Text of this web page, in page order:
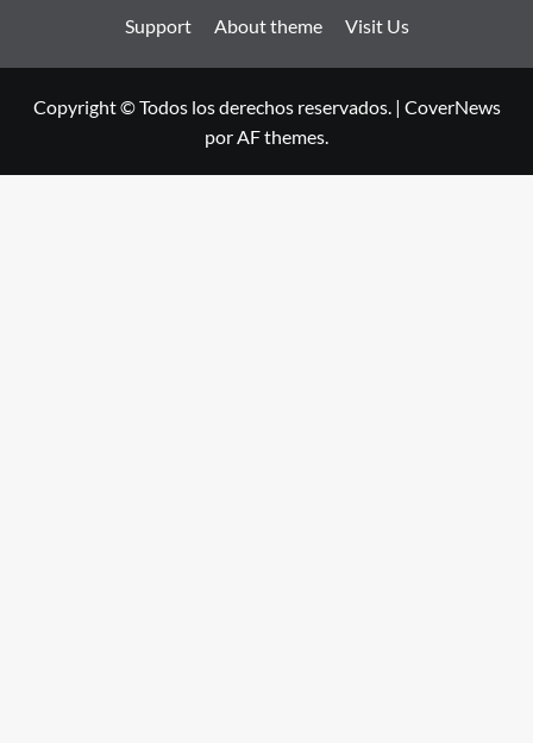
Support About theme Visit Us
Copyright © Todos los derechos reservados. | CoverNews
por AF themes.